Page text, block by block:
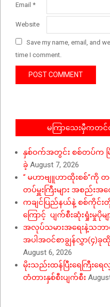
Email *
Website
Save my name, email, and
time I comment.
မကြာသေးမှီကတင်
နှစ်ဝက်အတွင်း စစ်တပ်က
ခဲ့ August 7, 2026
“ မဟာဗျူဟာထိုးစစ်”ကို
တပ်မှူးကြီးများ အစည်းအဝ
ကချင်ပြည်နယ်နဲ့ စစ်ကိုင်း
ကြောင့် ပျက်စီးဆုံးရှုံးမှုပိုမျ
အလုပ်သမားအရေးနဲ့သဘာ
အပါအဝင်စာချွန်လွှာ(၄)ခု
August 6, 2026
မိုးသည်းထန်ပြီးရေကြီးရေ
တံတားနှစ်စီးပျက်စီး